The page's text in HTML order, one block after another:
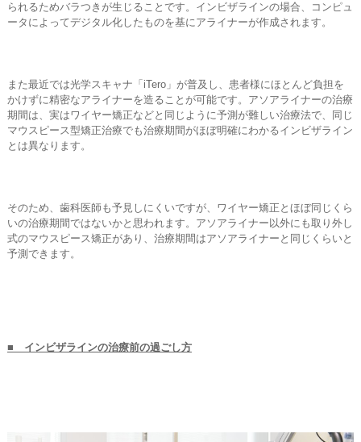
られるためバラつきが生じることです。インビザラインの場合、コンピュ
ータによってデジタル化したものを基にアライナーが作成されます。
また最近では光学スキャナ「iTero」が普及し、患者様にほとんど負担を
かけずに精密なアライナーを造ることが可能です。アソアライナーの治療
期間は、実はワイヤー矯正などと同じように予測が難しい治療法で、同じ
マウスピース型矯正治療でも治療期間がほぼ明確にわかるインビザライン
とは異なります。
そのため、歯科医師も予見しにくいですが、ワイヤー矯正とほぼ同じくら
いの治療期間ではないかと思われます。アソアライナー以外にも取り外し
式のマウスピース矯正があり、治療期間はアソアライナーと同じくらいと
予測できます。
■ インビザラインの治療前の過ごし方